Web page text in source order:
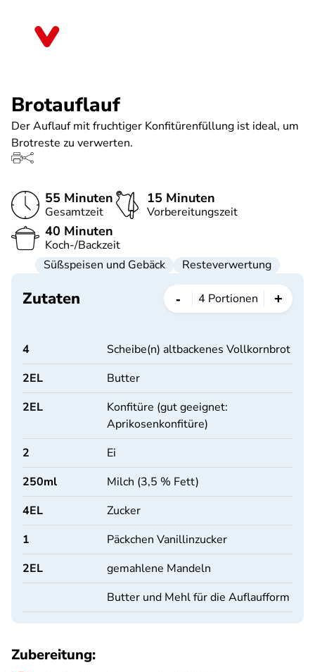
Brotauflauf
Der Auflauf mit fruchtiger Konfitürenfüllung ist ideal, um
Brotreste zu verwerten.
55 Minuten
Gesamtzeit
15 Minuten
Vorbereitungszeit
40 Minuten
Koch-/Backzeit
Süßspeisen und Gebäck
Resteverwertung
Zutaten - 4 Portionen +
4
Scheibe(n) altbackenes Vollkornbrot
2EL
Butter
2EL
Konfitüre (gut geeignet:
Aprikosenkonfitüre)
2
Ei
250ml
Milch (3,5 % Fett)
4EL
Zucker
1
Päckchen Vanillinzucker
2EL
gemahlene Mandeln
Butter und Mehl für die Auflaufform
Zubereitung: